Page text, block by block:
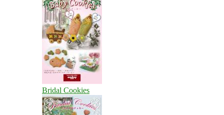
Bridal Cookies